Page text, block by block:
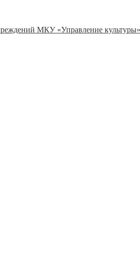
МКУ «Управление культуры»